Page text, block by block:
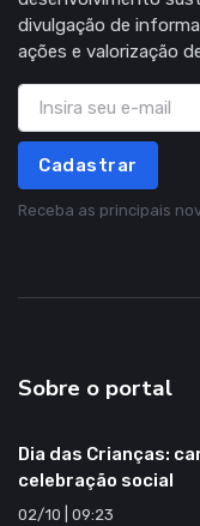
divulgação de
ações e valorização
Cadastrar
Receba as principais
Sobre o portal
Dia das Crianças:
celebração social
02/10 | 09:23